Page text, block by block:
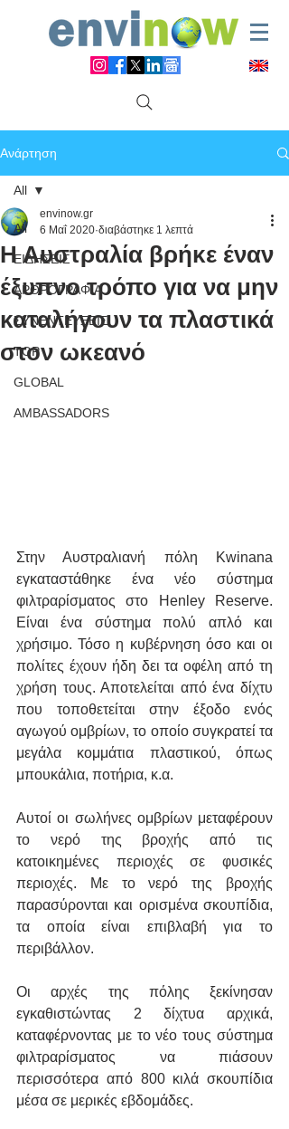
Ανάρτηση
All
ΕΙΔΗΣΕΙΣ
ΑΡΘΡΟΓΡΑΦΙΑ
ΣΥΝΕΝΤΕΥΞΕΙΣ
TOP
GLOBAL
AMBASSADORS
All
Η Αυστραλία βρήκε έναν
έξυπνο τρόπο για να μην
καταλήγουν τα πλαστικά
στον ωκεανό
envinow.gr
6 Μαΐ 2020 διαβάστηκε 1 λεπτά
Στην Αυστραλιανή πόλη Kwinana
εγκαταστάθηκε ένα νέο σύστημα
φιλτραρίσματος στο Henley Reserve.
Είναι ένα σύστημα πολύ απλό και
χρήσιμο. Τόσο η κυβέρνηση όσο και οι
πολίτες έχουν ήδη δει τα οφέλη από τη
χρήση τους. Αποτελείται από ένα δίχτυ
που τοποθετείται στην έξοδο ενός
αγωγού ομβρίων, το οποίο συγκρατεί τα
μεγάλα κομμάτια πλαστικού, όπως
μπουκάλια, ποτήρια, κ.α.
Αυτοί οι σωλήνες ομβρίων μεταφέρουν
το νερό της βροχής από τις
κατοικημένες περιοχές σε φυσικές
περιοχές. Με το νερό της βροχής
παρασύρονται και ορισμένα σκουπίδια,
τα οποία είναι επιβλαβή για το
περιβάλλον.
Οι αρχές της πόλης ξεκίνησαν
εγκαθιστώντας 2 δίχτυα αρχικά,
καταφέρνοντας με το νέο τους σύστημα
φιλτραρίσματος να πιάσουν
περισσότερα από 800 κιλά σκουπίδια
μέσα σε μερικές εβδομάδες.